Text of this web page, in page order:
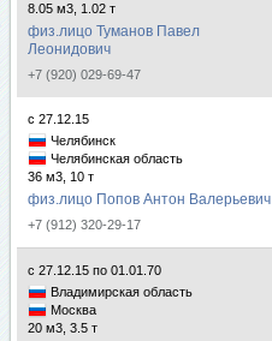
8.05 м3, 1.02 т
физ.лицо Туманов Павел
Леонидович
+7 (920) 029-69-47
с 27.12.15
Челябинск
Челябинская область
36 м3, 10 т
физ.лицо Попов Антон Валерьевич
+7 (912) 320-29-17
с 27.12.15 по 01.01.70
Владимирская область
Москва
20 м3, 3.5 т